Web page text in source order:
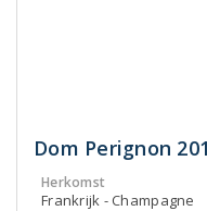
Dom Perignon
Herkomst
Frankrijk - Champagne